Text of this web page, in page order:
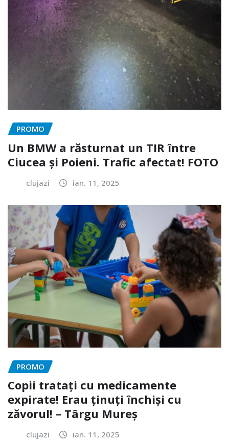
PROMO
Un BMW a răsturnat un TIR între
Ciucea și Poieni. Trafic afectat! FOTO
clujazi ian. 11, 2025
PROMO
Copii tratați cu medicamente
expirate! Erau ținuți închiși cu
zăvorul! – Târgu Mureș
clujazi ian. 11, 2025